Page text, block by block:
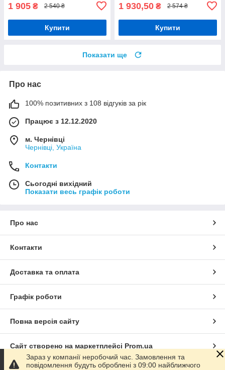
1 905 ₴ 2 540 ₴
Купити
1 930,50 ₴ 2 574 ₴
Купити
Показати ще
Про нас
100% позитивних з 108 відгуків за рік
Працює з 12.12.2020
м. Чернівці
Чернівці, Україна
Контакти
Сьогодні вихідний
Показати весь графік роботи
Про нас
Контакти
Доставка та оплата
Графік роботи
Повна версія сайту
Сайт створено на маркетплейсі Prom.ua
Зараз у компанії неробочий час. Замовлення та
повідомлення будуть оброблені з 09:00 найближчого